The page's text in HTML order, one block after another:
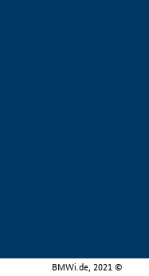
BMWi.de, 2021 ©